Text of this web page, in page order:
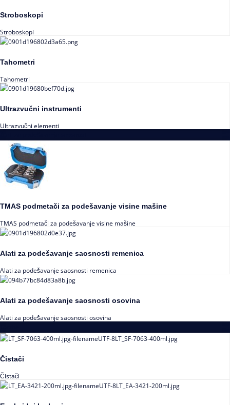
Stroboskopi
Stroboskopi
Tahometri
Tahometri
Ultrazvučni instrumenti
Ultrazvučni elementi
TMAS podmetači za podešavanje visine mašine
TMAS podmetači za podešavanje visine mašine
Alati za podešavanje saosnosti remenica
Alati za podešavanje saosnosti remenica
Alati za podešavanje saosnosti osovina
Alati za podešavanje saosnosti osovina
Čistači
Čistači